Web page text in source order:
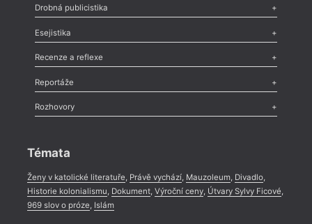
Poezie,Próza,Dokumenty
Drobná publicistika
Odlesk
Nekrolog,Glosa,Sloupek,Pozvánka,Literární soutěž,
Esejistika
Esej , Pádlo,Úvaha
Recenze a reflexe
Recenze
Méně slov o próze,Celá rubrika
Reportáže
Literární zítřky
Celá rubrika
Rozhovory
Témata
Ženy v katolické literatuře, Právě vychází, Mauzoleum, Divadlo,
Historie kolonialismu, Dokument, Výroční ceny, Útvary Sylvy Ficové,
969 slov o próze, Islám